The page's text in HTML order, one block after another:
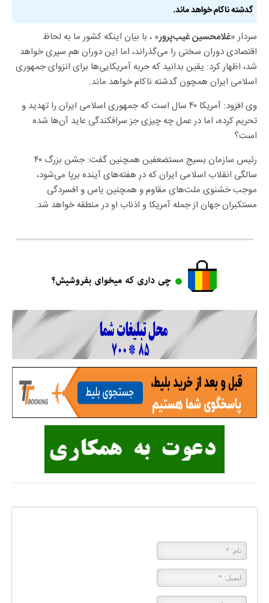
گدشته ناکام خواهد ماند.
سردار «غلامحسین غیب‌پرور» ، با بیان اینکه کشور ما به لحاظ
اقتصادی دوران سختی را می‌گذراند، اما این دوران هم سپری خواهد
شد، اظهار کرد: یقین بدانید که حربه آمریکایی‌ها برای انزوای جمهوری
اسلامی ایران همچون گدشته ناکام خواهد ماند.
وی افزود: آمریکا ۴۰ سال است که جمهوری اسلامی ایران را تهدید و
تحریم کرده، اما در عمل چه چیزی جز سرافکندگی عاید آن‌ها شده
است؟
رئیس سازمان بسیج مستضعفین همچنین گفت: جشن بزرگ ۴۰
سالگی انقلاب اسلامی ایران که در هفته‌های آینده برپا می‌شود،
موجب خشنوی ملت‌های مقاوم و همچنین یاس و افسردگی
مستکبران جهان از جمله آمریکا و اذناب او در منطقه خواهد شد.